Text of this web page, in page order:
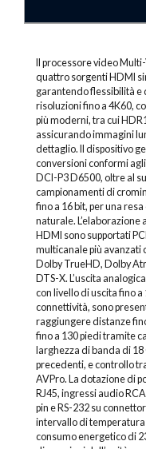
Il processore video
quattro sorgenti HDMI
garantendo flessibilità e
risoluzioni fino a 4K60,
più moderni, tra cui
assicurando immagini
dettaglio. Il dispositivo
conversioni conformi
DCI-P3 D6500, oltre al
campionamenti di
fino a 16 bit, per una
naturale.
HDMI sono supportati
multicanale più avanzati
Dolby TrueHD, Dolby
DTS-X. L’uscita
con livello di uscita fino
connettività, sono
raggiungere distanze
fino a 130 piedi tramite
larghezza di banda di
precedenti, e controllo
AVPro. La dotazione di
RJ45, ingressi audio
pin e RS-232 su
intervallo di temperatura
consumo energetico di